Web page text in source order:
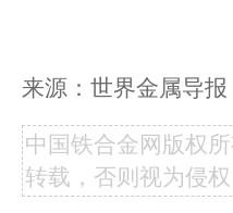
来源：世界金属导报
中国铁合金网版权
转载，否则视为侵